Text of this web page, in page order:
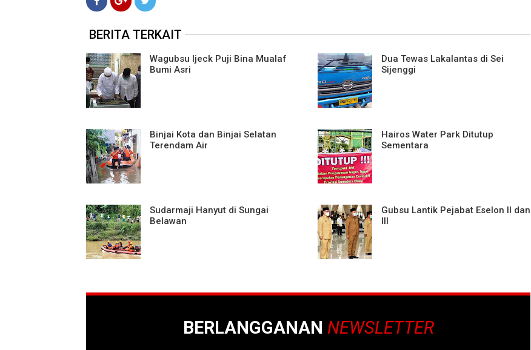
BERITA TERKAIT
Wagubsu Ijeck Puji Bina Mualaf
Bumi Asri
Dua Tewas Lakalantas di Sei
Sijenggi
Binjai Kota dan Binjai Selatan
Terendam Air
Hairos Water Park Ditutup
Sementara
Sudarmaji Hanyut di Sungai
Belawan
Gubsu Lantik Pejabat Eselon II dan
III
BERLANGGANAN NEWSLETTER